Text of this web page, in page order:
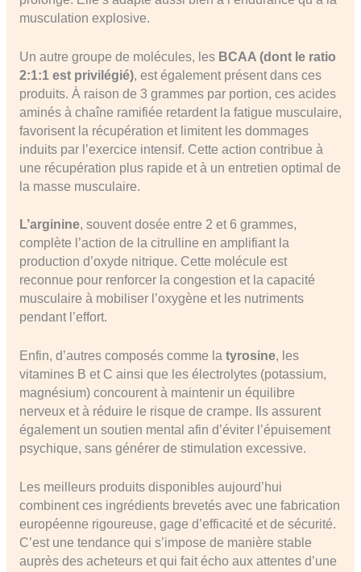
musculation explosive.
Un autre groupe de molécules, les BCAA (dont le ratio
2:1:1 est privilégié), est également présent dans ces
produits. À raison de 3 grammes par portion, ces acides
aminés à chaîne ramifiée retardent la fatigue musculaire,
favorisent la récupération et limitent les dommages
induits par l’exercice intensif. Cette action contribue à
une récupération plus rapide et à un entretien optimal de
la masse musculaire.
L’arginine, souvent dosée entre 2 et 6 grammes,
complète l’action de la citrulline en amplifiant la
production d’oxyde nitrique. Cette molécule est
reconnue pour renforcer la congestion et la capacité
musculaire à mobiliser l’oxygène et les nutriments
pendant l’effort.
Enfin, d’autres composés comme la tyrosine, les
vitamines B et C ainsi que les électrolytes (potassium,
magnésium) concourent à maintenir un équilibre
nerveux et à réduire le risque de crampe. Ils assurent
également un soutien mental afin d’éviter l’épuisement
psychique, sans générer de stimulation excessive.
Les meilleurs produits disponibles aujourd’hui
combinent ces ingrédients brevetés avec une fabrication
européenne rigoureuse, gage d’efficacité et de sécurité.
C’est une tendance qui s’impose de manière stable
auprès des acheteurs et qui fait écho aux attentes d’une